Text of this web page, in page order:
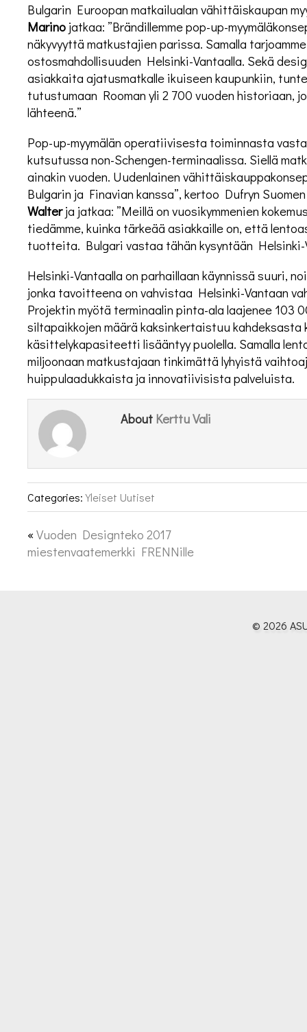
Bulgarin Euroopan matkailualan vähittäiskaupan
Marino jatkaa: ”Brändillemme pop-up-
näkyvyyttä matkustajien parissa. Samalla
ostosmahdollisuuden Helsinki-Vantaalla. Sekä
asiakkaita ajatusmatkalle ikuiseen kaupunkiin,
tutustumaan Rooman yli 2 700 vuoden historiaan,
lähteenä.”
Pop-up-myymälän operatiivisesta toiminnasta
kutsutussa non-Schengen-terminaalissa. Siellä
ainakin vuoden. Uudenlainen
Bulgarin ja Finavian kanssa”, kertoo Dufryn
Walterja jatkaa: ”Meillä on vuosikymmenien
tiedämme, kuinka tärkeää asiakkaille on, että
tuotteita. Bulgari vastaa tähän kysyntään Helsinki-
Helsinki-Vantaalla on parhaillaan käynnissä suuri,
jonka tavoitteena on vahvistaa Helsinki-Vantaan
Projektin myötä terminaalin pinta-ala laajenee 103
siltapaikkojen määrä kaksinkertaistuu
käsittelykapasiteetti lisääntyy puolella. Samalla
miljoonaan matkustajaan tinkimättä lyhyistä
huippulaadukkaista ja innovatiivisista palveluista.
About Kerttu Vali
Categories:Yleiset Uutiset
« Vuoden Designteko 2017
miestenvaatemerkki FRENNille
© 2026